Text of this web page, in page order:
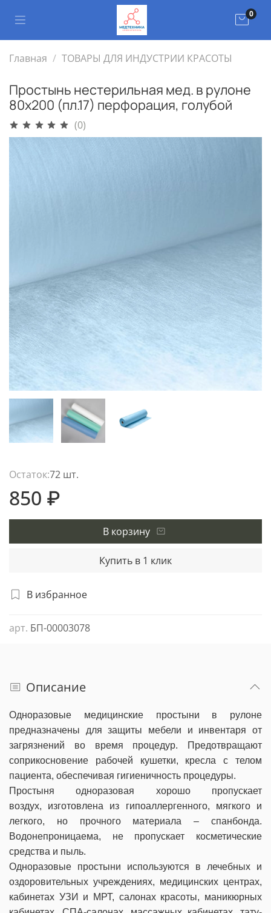
0
Главная ТОВАРЫ ДЛЯ ИНДУСТРИИ КРАСОТЫ
Простынь нестерильная мед. в рулоне
80х200 (пл.17) перфорация, голубой
(0)
В избранное
арт. БП-00003078
Остаток:72 шт.
850 ₽
В корзину
Купить в 1 клик
Описание
Одноразовые медицинские простыни в рулоне
предназначены для защиты мебели и инвентаря от
загрязнений во время процедур. Предотвращают
соприкосновение рабочей кушетки, кресла с телом
пациента, обеспечивая гигиеничность процедуры.
Простыня одноразовая хорошо пропускает
воздух, изготовлена из гипоаллергенного, мягкого и
легкого, но прочного материала – спанбонда.
Водонепроницаема, не пропускает косметические
средства и пыль.
Одноразовые простыни используются в лечебных и
оздоровительных учреждениях, медицинских центрах,
кабинетах УЗИ и МРТ, салонах красоты, маникюрных